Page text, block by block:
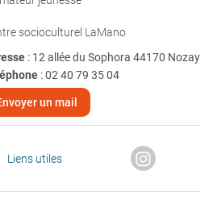
socioculturel LaMano
: 12 allée du Sophora 44170 Nozay
:02 40 79 35 04
un mail
Liens utiles